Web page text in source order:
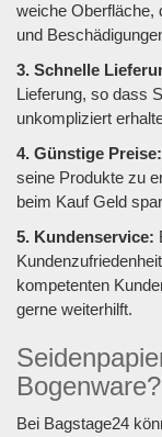
weiche Oberfläche,
und
3. Schnelle
Lieferung, so dass
unkompliziert
4. Günstige Preise:
seine Produkte zu
beim Kauf Geld
5. Kundenservice:
kompetenten
gerne weiterhilft.
Bogenware?
Bei Bagstage24